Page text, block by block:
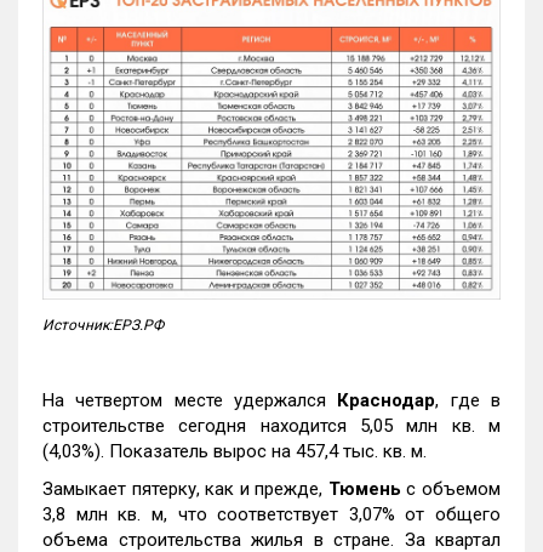
Источник:ЕРЗ.РФ
На четвертом месте удержался Краснодар, где в
строительстве сегодня находится 5,05 млн кв. м
(4,03%). Показатель вырос на 457,4 тыс. кв. м.
Замыкает пятерку, как и прежде, Тюмень с объемом
3,8 млн кв. м, что соответствует 3,07% от общего
объема строительства жилья в стране. За квартал